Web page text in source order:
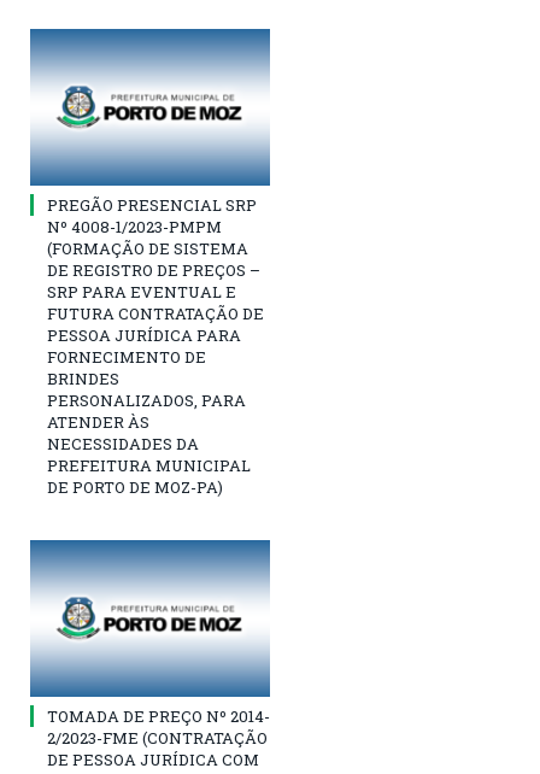
PREGÃO PRESENCIAL SRP
Nº 4008-1/2023-PMPM
(FORMAÇÃO DE SISTEMA
DE REGISTRO DE PREÇOS –
SRP PARA EVENTUAL E
FUTURA CONTRATAÇÃO DE
PESSOA JURÍDICA PARA
FORNECIMENTO DE
BRINDES
PERSONALIZADOS, PARA
ATENDER ÀS
NECESSIDADES DA
PREFEITURA MUNICIPAL
DE PORTO DE MOZ-PA)
TOMADA DE PREÇO Nº 2014-
2/2023-FME (CONTRATAÇÃO
DE PESSOA JURÍDICA COM